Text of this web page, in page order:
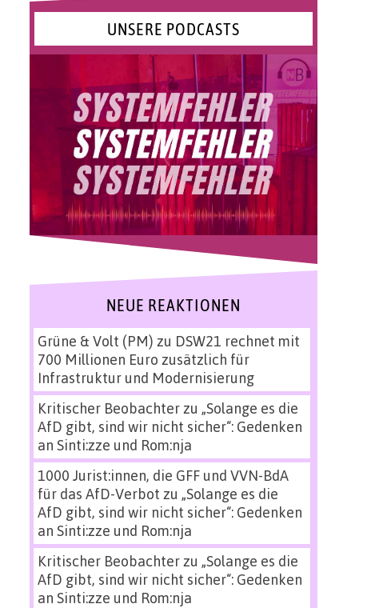
UNSERE PODCASTS
NEUE REAKTIONEN
Grüne & Volt (PM) zu DSW21 rechnet mit
700 Millionen Euro zusätzlich für
Infrastruktur und Modernisierung
Kritischer Beobachterzu „Solange es die
AfD gibt, sind wir nicht sicher“: Gedenken
an Sinti:zze und Rom:nja
1000 Jurist:innen, die GFF und VVN-BdA
für das AfD-Verbot zu „Solange es die
AfD gibt, sind wir nicht sicher“: Gedenken
an Sinti:zze und Rom:nja
Kritischer Beobachterzu „Solange es die
AfD gibt, sind wir nicht sicher“: Gedenken
an Sinti:zze und Rom:nja